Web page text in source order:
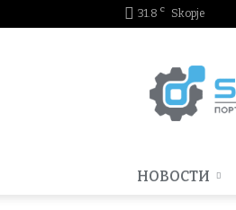
31.8 C Skopje
НОВОСТИ